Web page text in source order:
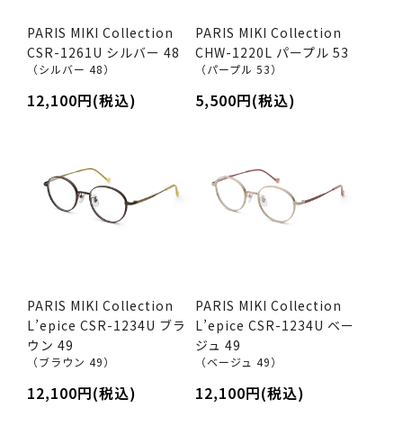
PARIS MIKI Collection
CSR-1261U シルバー 48
（シルバー 48）
12,100円(税込)
PARIS MIKI Collection
CHW-1220L パープル 53
（パープル 53）
5,500円(税込)
PARIS MIKI Collection
L’epice CSR-1234U ブラ
ウン 49
（ブラウン 49）
12,100円(税込)
PARIS MIKI Collection
L’epice CSR-1234U ベー
ジュ 49
（ベージュ 49）
12,100円(税込)